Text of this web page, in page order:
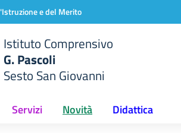
e del Merito
Istituto Comprensivo
G. Pascoli
Sesto San Giovanni
Servizi Novità Didattica